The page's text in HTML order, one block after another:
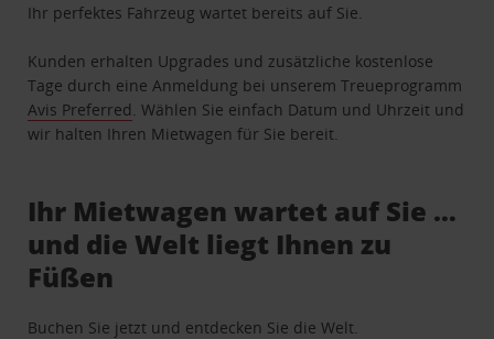
Ihr perfektes Fahrzeug wartet bereits auf Sie.
Kunden erhalten Upgrades und zusätzliche kostenlose
Tage durch eine Anmeldung bei unserem Treueprogramm
Avis Preferred . Wählen Sie einfach Datum und Uhrzeit und
wir halten Ihren Mietwagen für Sie bereit.
Ihr Mietwagen wartet auf Sie …
und die Welt liegt Ihnen zu
Füßen
Buchen Sie jetzt und entdecken Sie die Welt.